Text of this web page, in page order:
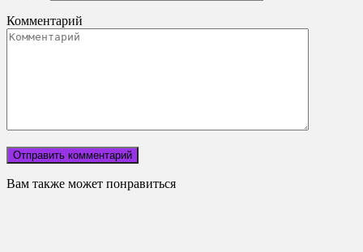
Комментарий
Вам также может понравиться